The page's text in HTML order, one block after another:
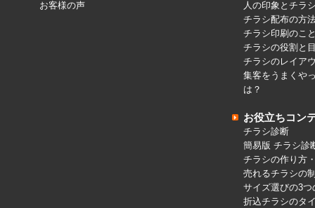
お客様の声
人の印象とチラ
チラシ配布の方
チラシ印刷のこ
チラシの役割と
チラシのレイア
集客をうまくや
は？
お役立ちコン
チラシ診断
簡易版 チラシ診
チラシの作り方
売れるチラシの
サイズ選びの3つ
折込チラシのタ